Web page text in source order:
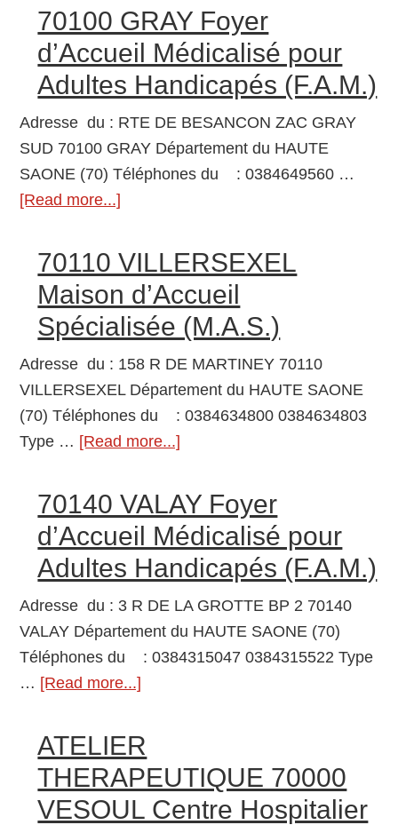
COMBEAUFONTAINE
Résidences
autonomie
70100 GRAY Foyer
d’Accueil Médicalisé pour
Adultes Handicapés (F.A.M.)
Adresse du : RTE DE BESANCON ZAC GRAY
SUD 70100 GRAY Département du HAUTE
SAONE (70) Téléphones du : 0384649560 …
[Read more...]
GRAY
Foyer
d’Accueil
Médicalisé
pour
Adultes
Handicapés
(F.A.M.)
70110 VILLERSEXEL
Maison d’Accueil
Spécialisée (M.A.S.)
Adresse du : 158 R DE MARTINEY 70110
VILLERSEXEL Département du HAUTE SAONE
(70) Téléphones du : 0384634800 0384634803
Type … [Read more...]
VILLERSEXEL
Maison
d’Accueil
Spécialisée
(M.A.S.)
70140 VALAY Foyer
d’Accueil Médicalisé pour
Adultes Handicapés (F.A.M.)
Adresse du : 3 R DE LA GROTTE BP 2 70140
VALAY Département du HAUTE SAONE (70)
Téléphones du : 0384315047 0384315522 Type
… [Read more...]
VALAY
Foyer
d’Accueil
Médicalisé
ATELIER
THERAPEUTIQUE 70000
VESOUL Centre Hospitalier